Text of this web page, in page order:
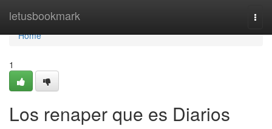
letusbookmark
Home
Home
1
Los renaper que es Diarios